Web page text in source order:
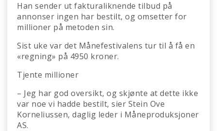
Han sender ut fakturaliknende tilbud på
annonser ingen har bestilt, og omsetter for
millioner på metoden sin.
Sist uke var det Månefestivalens tur til å få en
«regning» på 4950 kroner.
Tjente millioner
– Jeg har god oversikt, og skjønte at dette ikke
var noe vi hadde bestilt, sier Stein Ove
Korneliussen, daglig leder i Måneproduksjoner
AS.